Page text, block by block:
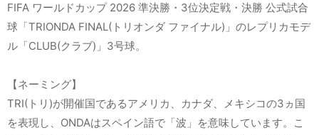
FIFA ワールドカップ 2026 準決勝・3位決定戦・決勝 公式試合
球「TRIONDA FINAL(トリオンダ ファイナル)」のレプリカモデ
ル「CLUB(クラブ)」3号球。
【ネーミング】
TRI(トリ)が開催国であるアメリカ、カナダ、メキシコの3ヵ国
を表現し、ONDAはスペイン語で「波」を意味しています。こ